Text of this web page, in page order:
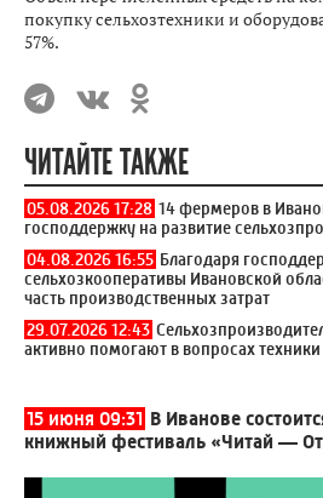
покупку сельхозтехники и
57%.
ЧИТАЙТЕ ТАКЖЕ
05.08.2026 17:28 14 фермеров в
господдержку на развитие
04.08.2026 16:55 Благодаря
сельхозкооперативы Ивановской
часть производственных затрат
29.07.2026 12:43
активно помогают в вопросах
15 июня 09:31 В Иванове
книжный фестиваль «Читай —